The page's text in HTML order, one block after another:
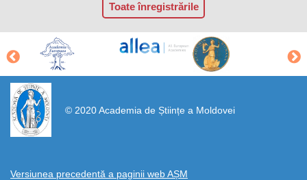
Toate înregistrările
© 2020 Academia de Științe a Moldovei
Versiunea precedentă a paginii web AȘM
https://propletenie.ru/